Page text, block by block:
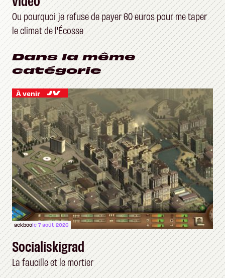
Ou pourquoi je refuse de payer 60 euros pour me taper
le climat de l'Écosse
Dans la même
catégorie
À venir
ackboole 7 août 2026
Socialiskigrad
La faucille et le mortier